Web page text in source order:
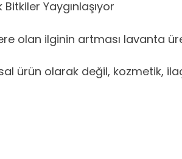
Yaygınlaşıyor
olan ilginin artması lavanta
ürün olarak değil, kozmetik,